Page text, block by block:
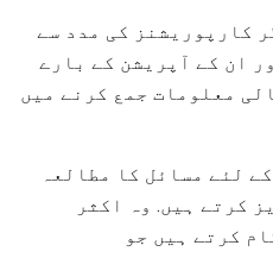
کارپوریشنز کی مدد سے
ان کے آپریشن کے بارے
معلومات جمع کرنے میں
لئے مسائل کا مطالعہ
کرتے ہیں. وہ اکثر
کرتے ہیں جو